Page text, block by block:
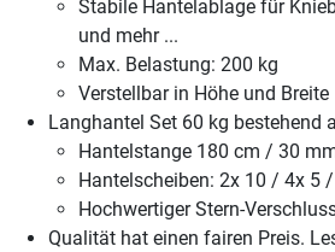
Stabile Hantelablage für
und mehr ...
Max. Belastung: 200 kg
Verstellbar in Höhe und Breite
Langhantel Set 60 kg bestehend
Hantelstange 180 cm / 30
Hantelscheiben: 2x 10 / 4x 5
Hochwertiger Stern-
Qualität hat einen fairen Preis.